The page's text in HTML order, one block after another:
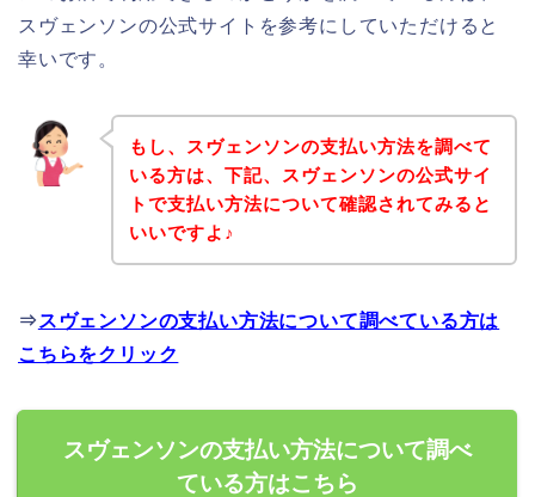
スヴェンソンの公式サイトを参考にしていただけると
幸いです。
もし、スヴェンソンの支払い方法を調べて
いる方は、下記、スヴェンソンの公式サイ
トで支払い方法について確認されてみると
いいですよ♪
⇒ スヴェンソンの支払い方法について調べている方は
こちらをクリック
スヴェンソンの支払い方法について調べ
ている方はこちら